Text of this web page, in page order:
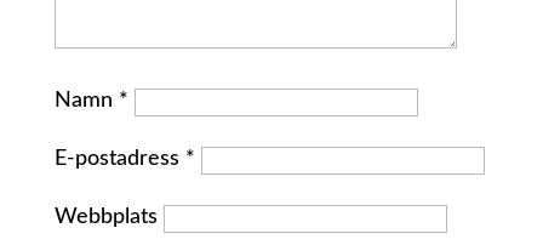
Namn *
E-postadress *
Webbplats